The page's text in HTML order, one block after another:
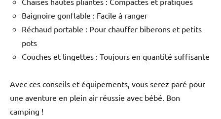
Baignoire gonflable : Facile à ranger
Réchaud portable : Pour chauffer biberons et petits
pots
Couches et lingettes : Toujours en quantité suffisante
Avec ces conseils et équipements, vous serez paré pour
une aventure en plein air réussie avec bébé. Bon
camping !